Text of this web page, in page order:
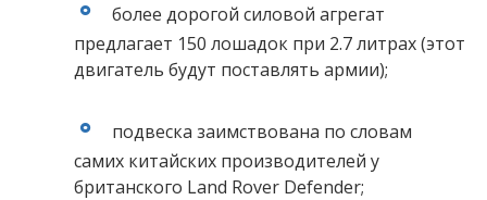
более дорогой силовой агрегат
предлагает 150 лошадок при 2.7 литрах (этот
двигатель будут поставлять армии);
подвеска заимствована по словам
самих китайских производителей у
британского Land Rover Defender;